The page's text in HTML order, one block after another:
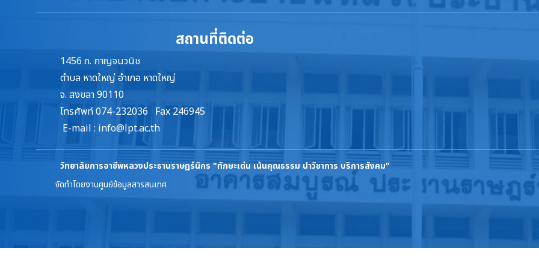
สถานที่ติดต่อ
1456 ถ. กาญจนวนิช
ตำบล หาดใหญ่ อำเภอ หาดใหญ่
จ. สงขลา 90110
โทรศัพท์ 074-232036 Fax 246945
E-mail : info@lpt.ac.th
วิทยาลัยการอาชีพหลวงประธานราษฎร์นิกร"ทักษะเด่น เน้นคุณธรรม นำวิชาการ บริการสังคม"
จัดทำโดยงานศูนย์ข้อมูลสารสนเทศ